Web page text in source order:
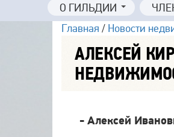
О ГИЛЬДИИ
Главная / Новости
АЛЕКСЕЙ
- Алексей